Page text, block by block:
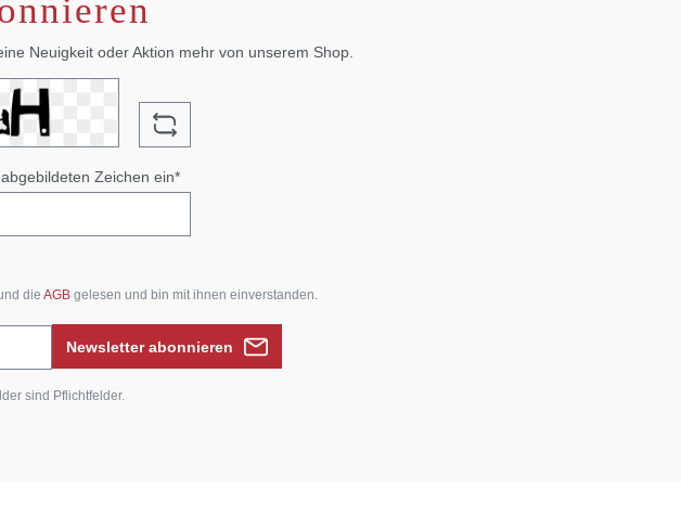
Neuigkeit oder Aktion mehr von unserem Shop.
Zeichen ein*
die AGBgelesen und bin mit ihnen einverstanden.
Newsletter abonnieren
sind Pflichtfelder.